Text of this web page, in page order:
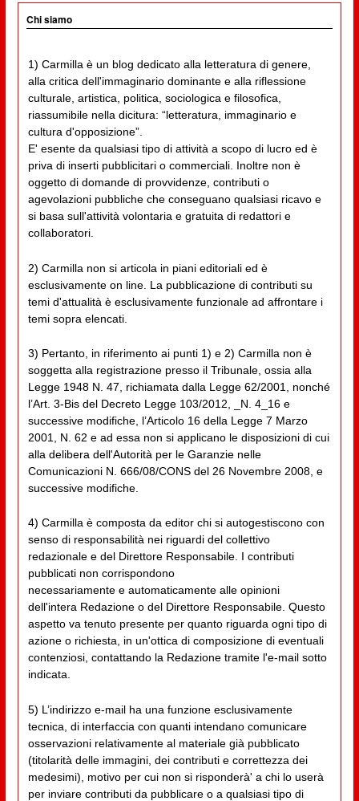
Chi siamo
1) Carmilla è un blog dedicato alla letteratura di genere,
alla critica dell'immaginario dominante e alla riflessione
culturale, artistica, politica, sociologica e filosofica,
riassumibile nella dicitura: “letteratura, immaginario e
cultura d'opposizione”.
E' esente da qualsiasi tipo di attività a scopo di lucro ed è
priva di inserti pubblicitari o commerciali. Inoltre non è
oggetto di domande di provvidenze, contributi o
agevolazioni pubbliche che conseguano qualsiasi ricavo e
si basa sull'attività volontaria e gratuita di redattori e
collaboratori.
2) Carmilla non si articola in piani editoriali ed è
esclusivamente on line. La pubblicazione di contributi su
temi d'attualità è esclusivamente funzionale ad affrontare i
temi sopra elencati.
3) Pertanto, in riferimento ai punti 1) e 2) Carmilla non è
soggetta alla registrazione presso il Tribunale, ossia alla
Legge 1948 N. 47, richiamata dalla Legge 62/2001, nonché
l’Art. 3-Bis del Decreto Legge 103/2012, _N. 4_16 e
successive modifiche, l’Articolo 16 della Legge 7 Marzo
2001, N. 62 e ad essa non si applicano le disposizioni di cui
alla delibera dell'Autorità per le Garanzie nelle
Comunicazioni N. 666/08/CONS del 26 Novembre 2008, e
successive modifiche.
4) Carmilla è composta da editor chi si autogestiscono con
senso di responsabilità nei riguardi del collettivo
redazionale e del Direttore Responsabile. I contributi
pubblicati non corrispondono
necessariamente e automaticamente alle opinioni
dell'intera Redazione o del Direttore Responsabile. Questo
aspetto va tenuto presente per quanto riguarda ogni tipo di
azione o richiesta, in un'ottica di composizione di eventuali
contenziosi, contattando la Redazione tramite l'e-mail sotto
indicata.
5) L’indirizzo e-mail ha una funzione esclusivamente
tecnica, di interfaccia con quanti intendano comunicare
osservazioni relativamente al materiale già pubblicato
(titolarità delle immagini, dei contributi e correttezza dei
medesimi), motivo per cui non si risponderà' a chi lo userà
per inviare contributi da pubblicare o a qualsiasi tipo di